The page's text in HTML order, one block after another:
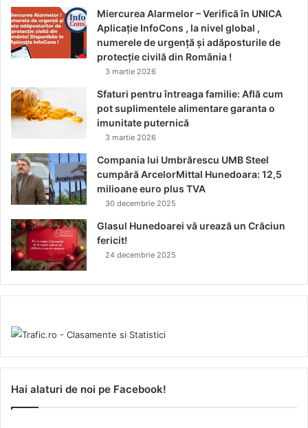
Miercurea Alarmelor – Verifică în UNICA
Aplicație InfoCons , la nivel global ,
numerele de urgență și adăposturile de
protecție civilă din România !
3 martie 2026
Sfaturi pentru întreaga familie: Află cum
pot suplimentele alimentare garanta o
imunitate puternică
3 martie 2026
Compania lui Umbrărescu UMB Steel
cumpără ArcelorMittal Hunedoara: 12,5
milioane euro plus TVA
30 decembrie 2025
Glasul Hunedoarei vă urează un Crăciun
fericit!
24 decembrie 2025
Hai alaturi de noi pe Facebook!